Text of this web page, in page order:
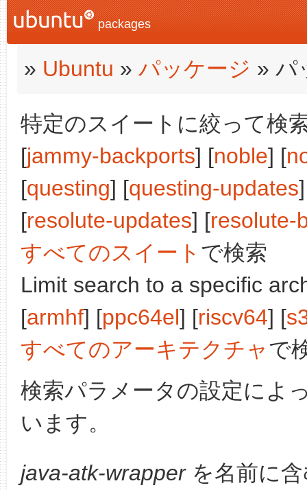
packages
» Ubuntu » パッケージ » パ
特定のスイートに絞って検
[jammy-backports] [noble] [
[questing] [questing-updates
[resolute-updates] [resolute-
すべてのスイート で検索
Limit search to a specific
[armhf] [ppc64el] [riscv64] [
すべてのアーキテクチャで
検索パラメータの設定によ
います。
java-atk-wrapperを名前に含